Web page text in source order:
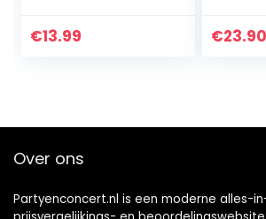
€13.99 €23.90
Over ons
Partyenconcert.nl is een moderne alles-